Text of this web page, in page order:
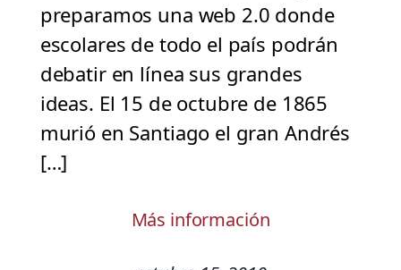
preparamos una web 2.0 donde
escolares de todo el país podrán
debatir en línea sus grandes
ideas. El 15 de octubre de 1865
murió en Santiago el gran Andrés
[…]
Más información